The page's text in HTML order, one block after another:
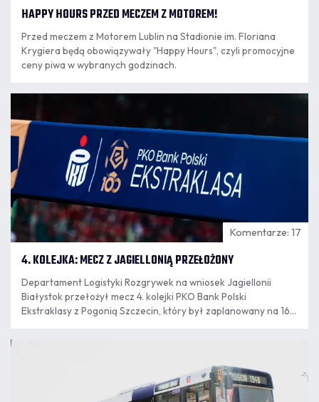
HAPPY HOURS PRZED MECZEM Z MOTOREM!
Przed meczem z Motorem Lublin na Stadionie im. Floriana
Krygiera będą obowiązywały "Happy Hours", czyli promocyjne
ceny piwa w wybranych godzinach.
14:03
Komentarze: 17
4. KOLEJKA: MECZ Z JAGIELLONIĄ PRZEŁOŻONY
Departament Logistyki Rozgrywek na wniosek Jagiellonii
Białystok przełożył mecz 4. kolejki PKO Bank Polski
Ekstraklasy z Pogonią Szczecin, który był zaplanowany na 16